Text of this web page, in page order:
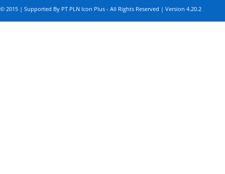
© 2015 | Supported By PT PLN Icon Plus - All Rights Reserved | Version 4.20.2